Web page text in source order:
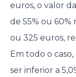
euros, o valor
de 55% ou
ou 325 euros,
Em todo o
ser inferior a